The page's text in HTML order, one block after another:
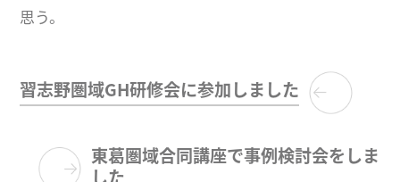
思う。
習志野圏域GH研修会に参加しました
東葛圏域合同講座で事例検討会をしま
した